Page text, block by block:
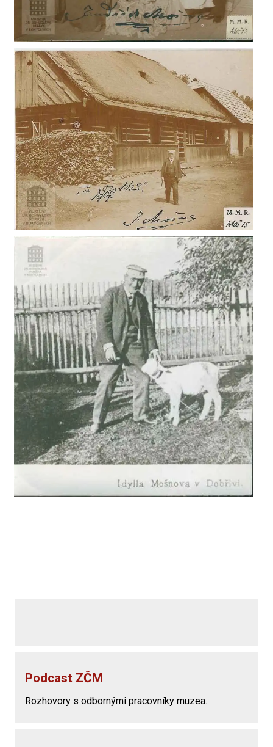
Podcast ZČM
Rozhovory s odbornými pracovníky muzea.